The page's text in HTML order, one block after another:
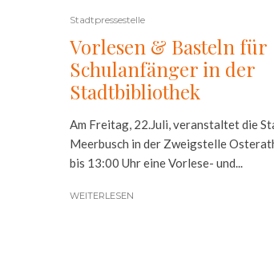
Stadtpressestelle
Vorlesen & Basteln für
Schulanfänger in der
Stadtbibliothek
Am Freitag, 22.Juli, veranstaltet die
Meerbusch in der Zweigstelle
bis 13:00 Uhr eine Vorlese- und...
WEITERLESEN